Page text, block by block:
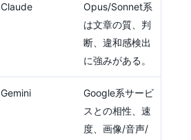
Claude
Opus/Sonnet系
は文章の質、判
断、違和感検出
に強みがある。
Gemini
Google系サービ
スとの相性、速
度、画像/音声/